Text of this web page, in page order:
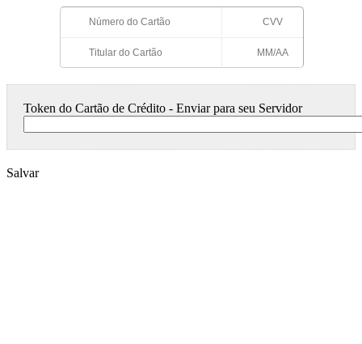
Token do Cartão de Crédito - Enviar para seu Servidor
Salvar